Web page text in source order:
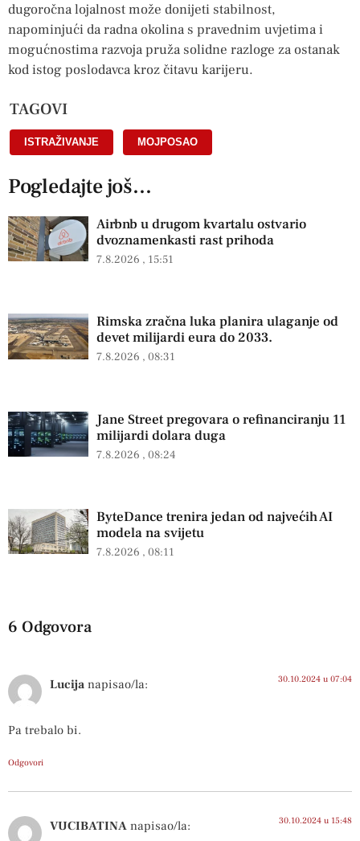
dugoročna lojalnost može donijeti stabilnost,
napominjući da radna okolina s pravednim uvjetima i
mogućnostima razvoja pruža solidne razloge za ostanak
kod istog poslodavca kroz čitavu karijeru.
TAGOVI
ISTRAŽIVANJE MOJPOSAO
Pogledajte još...
Airbnb u drugom kvartalu ostvario
dvoznamenkasti rast prihoda
7.8.2026 15:51
Rimska zračna luka planira ulaganje od
devet milijardi eura do 2033.
7.8.2026 08:31
Jane Street pregovara o refinanciranju 11
milijardi dolara duga
7.8.2026 08:24
ByteDance trenira jedan od najvećih AI
modela na svijetu
7.8.2026 08:11
6 Odgovora
Lucija napisao/la: 30.10.2024 u 07:04
Pa trebalo bi.
Odgovori
VUCIBATINA napisao/la: 30.10.2024 u 15:48